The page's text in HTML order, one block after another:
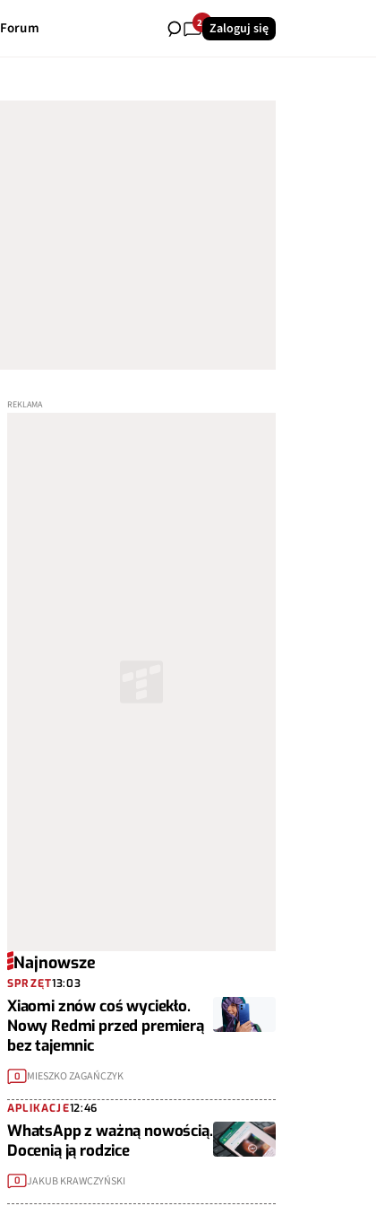
Forum 24Zaloguj się
Najnowsze
SPRZĘT13:03
Xiaomi znów coś wyciekło.
Nowy Redmi przed premierą
bez tajemnic
0 MIESZKO ZAGAŃCZYK
APLIKACJE12:46
WhatsApp z ważną nowością.
Docenią ją rodzice
0 JAKUB KRAWCZYŃSKI